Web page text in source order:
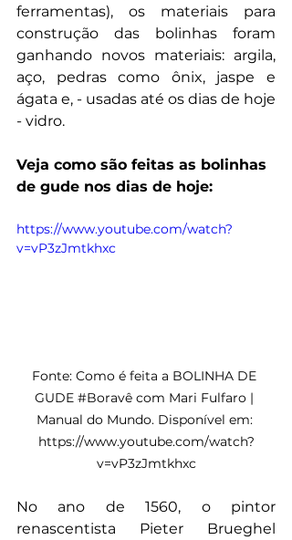
ferramentas), os materiais para
construção das bolinhas foram
ganhando novos materiais: argila,
aço, pedras como ônix, jaspe e
ágata e, - usadas até os dias de hoje
- vidro.
Veja como são feitas as bolinhas
de gude nos dias de hoje:
https://www.youtube.com/watch?
v=vP3zJmtkhxc
Fonte: Como é feita a BOLINHA DE
GUDE #Boravê com Mari Fulfaro |
Manual do Mundo. Disponível em:
https://www.youtube.com/watch?
v=vP3zJmtkhxc
No ano de 1560, o pintor
renascentista Pieter Brueghel